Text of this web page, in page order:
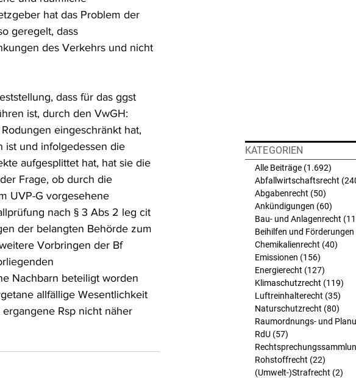
hat das Problem der
geregelt, dass
des Verkehrs und nicht
dass für das ggst
ist, durch den VwGH:
eingeschränkt hat,
ist und infolgedessen die
aufgesplittet hat, hat sie die
Frage, ob durch die
UVP-G vorgesehene
nach § 3 Abs 2 leg cit
der belangten Behörde zum
Vorbringen der Bf
Nachbarn beteiligt worden
allfällige Wesentlichkeit
Rsp nicht näher
Alle Beiträge (1.692)
Abfallwirtschaftsrecht
Abgabenrecht (50)
Ankündigungen (60)
Bau- und Anlagenrecht
Beihilfen und Förderungen
Chemikalienrecht (40)
Emissionen (156)
Energierecht (127)
Klimaschutzrecht (119)
Luftreinhalterecht (35)
Naturschutzrecht (80)
Raumordnungs- und
RdU (57)
Rohstoffrecht (22)
(Umwelt-)Strafrecht (2)
KATEGORIEN